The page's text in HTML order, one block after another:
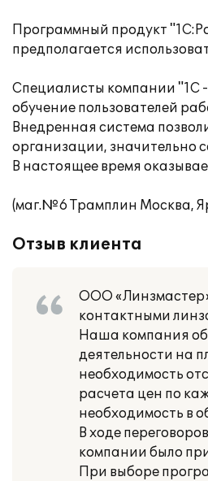
Программный продукт
предполагается
Специалисты компании "1С
обучение пользователей
Внедренная система
организации, значительно
В настоящее время
(маг.№6 Трамплин Москва,
Отзыв клиента
ООО
контактными
Наша компания
деятельности на
необходимость
расчета цен по
необходимость в
В ходе
компании было
При выборе